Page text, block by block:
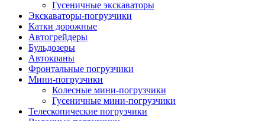
Гусеничные экскаваторы
Экскаваторы-погрузчики
Катки дорожные
Автогрейдеры
Бульдозеры
Автокраны
Фронтальные погрузчики
Мини-погрузчики
Колесные мини-погрузчики
Гусеничные мини-погрузчики
Телескопические погрузчики